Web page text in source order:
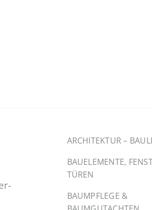
ARCHITEKTUR –
BAUELEMENTE,
TÜREN
BAUMPFLEGE &